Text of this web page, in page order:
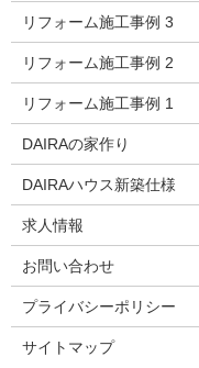
リフォーム施工事例 3
リフォーム施工事例 2
リフォーム施工事例 1
DAIRAの家作り
DAIRAハウス新築仕様
求人情報
お問い合わせ
プライバシーポリシー
サイトマップ